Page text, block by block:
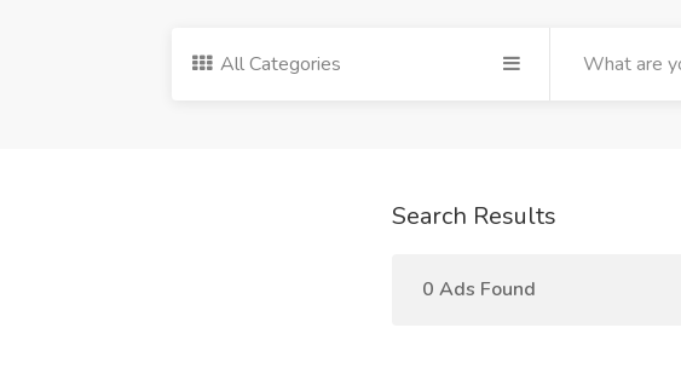
All Categories
Search Results
0 Ads Found